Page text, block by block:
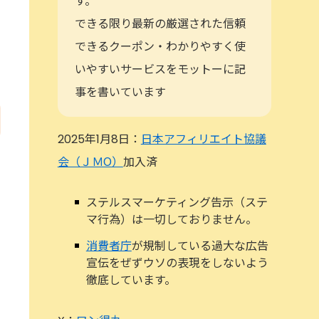
できる限り最新の厳選された信頼
できるクーポン・わかりやすく使
いやすいサービスをモットーに記
事を書いています
2025年1月8日： 日本アフィリエイト協議
会（ＪＭО） 加入済
ステルスマーケティング告示（ステ
マ行為）は一切しておりません。
消費者庁が規制している過大な広告
宣伝をぜずウソの表現をしないよう
徹底しています。